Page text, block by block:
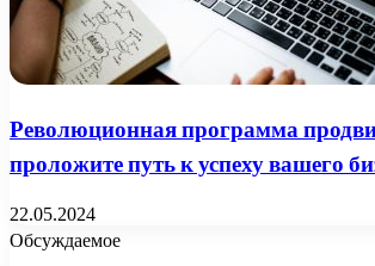
Революционная программа
проложите путь к успеху вашего
22.05.2024
Обсуждаемое